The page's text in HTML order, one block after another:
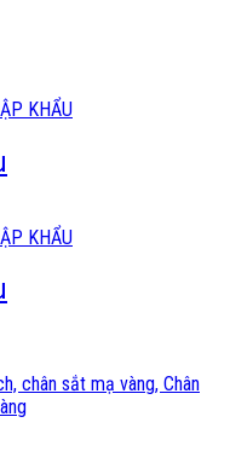
KHẨU
KHẨU
chân sắt mạ vàng, Chân